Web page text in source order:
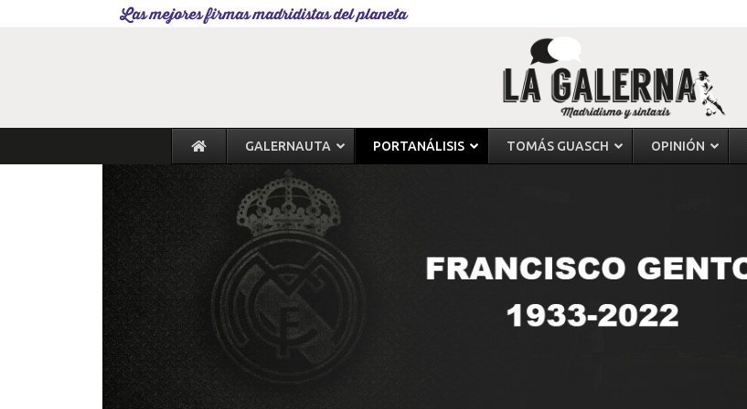
Las mejores firmas madridistas del planeta
GALERNAUTA PORTANÁLISIS TOMÁS GUASCH OPINIÓN